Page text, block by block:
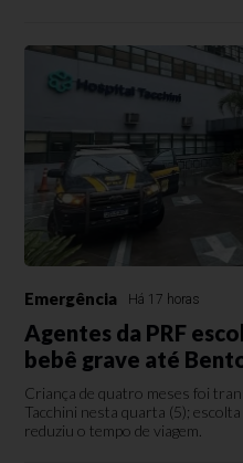
Emergência Há 17 horas
Agentes da PRF
bebê grave até
Criança de quatro meses foi
Tacchini nesta quarta (5);
reduziu o tempo de viagem.